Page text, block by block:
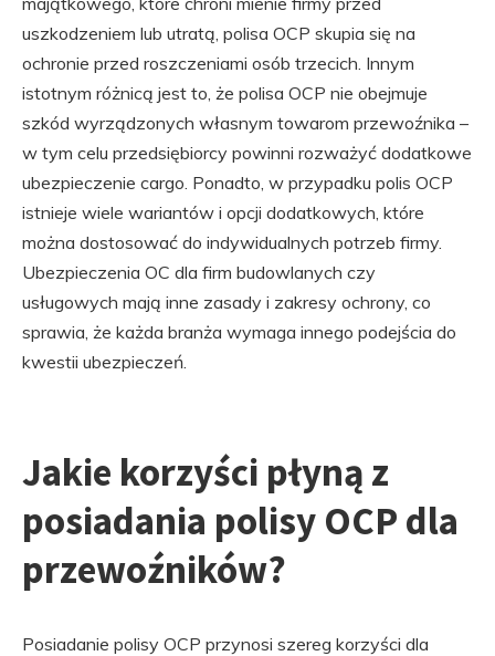
uszkodzeniem lub utratą, polisa OCP skupia się na
ochronie przed roszczeniami osób trzecich. Innym
istotnym różnicą jest to, że polisa OCP nie obejmuje
szkód wyrządzonych własnym towarom przewoźnika –
w tym celu przedsiębiorcy powinni rozważyć dodatkowe
ubezpieczenie cargo. Ponadto, w przypadku polis OCP
istnieje wiele wariantów i opcji dodatkowych, które
można dostosować do indywidualnych potrzeb firmy.
Ubezpieczenia OC dla firm budowlanych czy
usługowych mają inne zasady i zakresy ochrony, co
sprawia, że każda branża wymaga innego podejścia do
kwestii ubezpieczeń.
Jakie korzyści płyną z
posiadania polisy OCP dla
przewoźników?
Posiadanie polisy OCP przynosi szereg korzyści dla